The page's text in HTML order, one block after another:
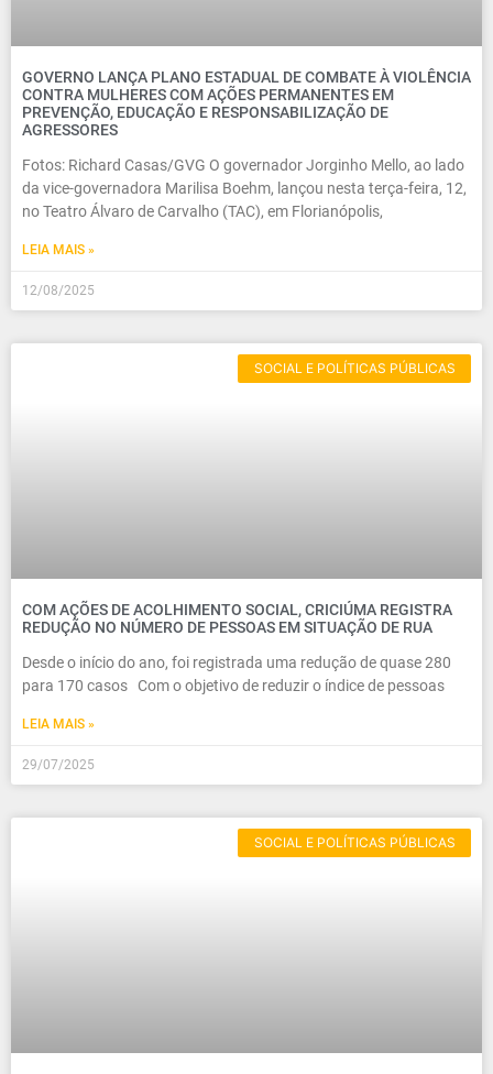
GOVERNO LANÇA PLANO ESTADUAL DE COMBATE À VIOLÊNCIA
CONTRA MULHERES COM AÇÕES PERMANENTES EM
PREVENÇÃO, EDUCAÇÃO E RESPONSABILIZAÇÃO DE
AGRESSORES
Fotos: Richard Casas/GVG O governador Jorginho Mello, ao lado
da vice-governadora Marilisa Boehm, lançou nesta terça-feira, 12,
no Teatro Álvaro de Carvalho (TAC), em Florianópolis,
LEIA MAIS »
12/08/2025
SOCIAL E POLÍTICAS PÚBLICAS
COM AÇÕES DE ACOLHIMENTO SOCIAL, CRICIÚMA REGISTRA
REDUÇÃO NO NÚMERO DE PESSOAS EM SITUAÇÃO DE RUA
Desde o início do ano, foi registrada uma redução de quase 280
para 170 casos Com o objetivo de reduzir o índice de pessoas
LEIA MAIS »
29/07/2025
SOCIAL E POLÍTICAS PÚBLICAS